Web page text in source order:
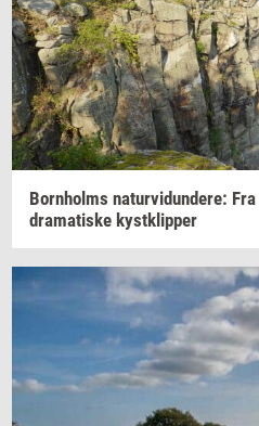
Born­holms na­tur­vi­dun­de­re: Fra
dra­ma­ti­ske kyst­klip­per